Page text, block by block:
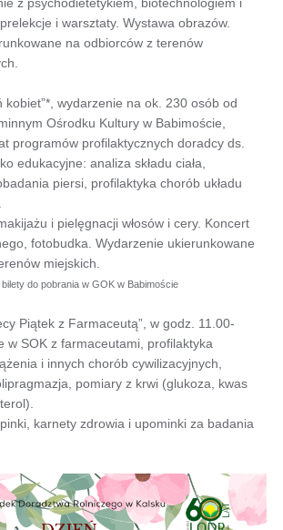
i warsztaty. Wystawa obrazów.
na odbiorców z terenów
kobiet”*, wydarzenie na ok. 230 osób od
Ośrodku Kultury w Babimoście,
programów profilaktycznych doradcy ds.
edukacyjne: analiza składu ciała,
piersi, profilaktyka chorób układu
i pielęgnacji włosów i cery. Koncert
fotobudka. Wydarzenie ukierunkowane
miejskich.
do pobrania w GOK w Babimoście
Piątek z Farmaceutą”, w godz. 11.00-
w SOK z farmaceutami, profilaktyka
i innych chorób cywilizacyjnych,
pomiary z krwi (glukoza, kwas
karnety zdrowia i upominki za badania